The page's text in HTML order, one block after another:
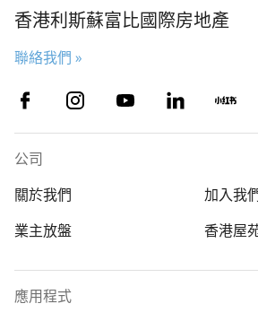
香港利斯蘇富比國際房地產
聯絡我們 »
公司
關於我們
加入我
業主放盤
香港屋
應用程式